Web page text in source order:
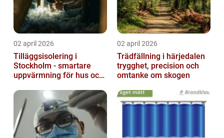
02 april 2026
Tilläggsisolering i
Stockholm - smartare
uppvärmning för hus och
02 april 2026
Trädfällning i härjedalen
trygghet, precision och
omtanke om skogen